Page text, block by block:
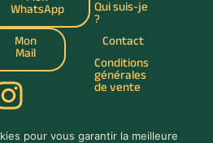
WhatsApp
Mon
Mail
Qui suis-je
?
Contact
Conditions
générales
de vente
pour vous garantir la meilleure